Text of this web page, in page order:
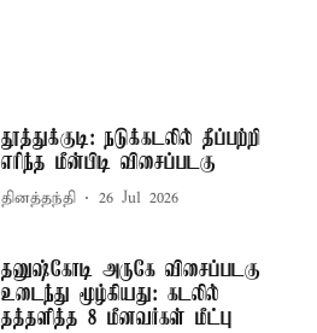
தூத்துக்குடி: நடுக்கடலில் தீப்பற்றி
எரிந்த மீன்பிடி விசைப்படகு
தினத்தந்தி 26 Jul 2026
தனுஷ்கோடி அருகே விசைப்படகு
உடைந்து மூழ்கியது: கடலில்
தத்தளித்த 8 மீனவர்கள் மீட்பு